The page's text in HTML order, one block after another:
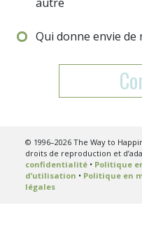
Qui donne envie de
© 1996–2026 The Way to
droits de reproduction et
confidentialité• Politique
d’utilisation • Politique en
légales